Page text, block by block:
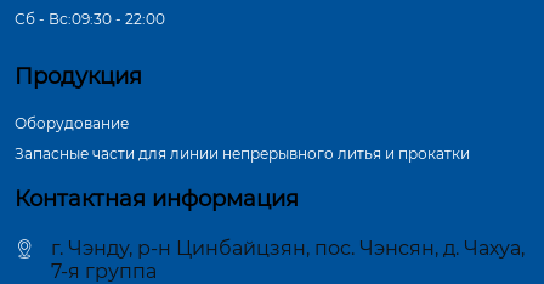
Сб - Вс:09:30 - 22:00
Продукция
Оборудование
Запасные части для линии непрерывного литья и прокатки
Контактная информация
г. Чэнду, р-н Цинбайцзян, пос. Чэнсян, д. Чахуа,
7-я группа